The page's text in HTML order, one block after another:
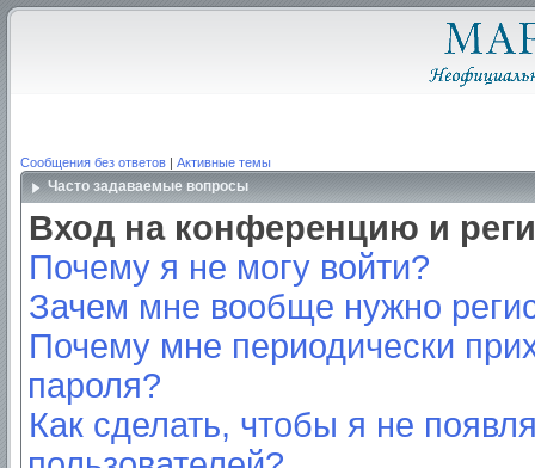
Сообщения без ответов | Активные темы
Часто задаваемые вопросы
Вход на конференцию и
Почему я не могу войти?
Зачем мне вообще нужно
Почему мне периодически
пароля?
Как сделать, чтобы я не